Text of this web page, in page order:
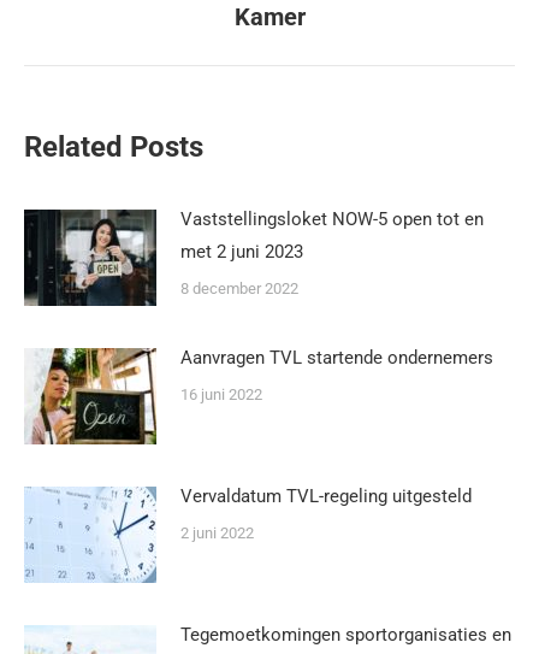
Kamer
Related Posts
Vaststellingsloket NOW-5 open tot en
met 2 juni 2023
8 december 2022
Aanvragen TVL startende ondernemers
16 juni 2022
Vervaldatum TVL-regeling uitgesteld
2 juni 2022
Tegemoetkomingen sportorganisaties en